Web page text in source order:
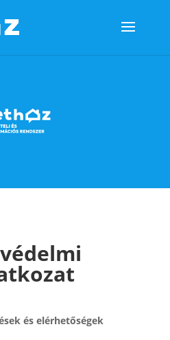
és elérhetőségek